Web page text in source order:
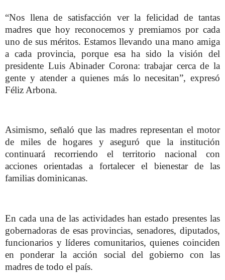
“Nos llena de satisfacción ver la felicidad de tantas
madres que hoy reconocemos y premiamos por cada
uno de sus méritos. Estamos llevando una mano amiga
a cada provincia, porque esa ha sido la visión del
presidente Luis Abinader Corona: trabajar cerca de la
gente y atender a quienes más lo necesitan”, expresó
Féliz Arbona.
Asimismo, señaló que las madres representan el motor
de miles de hogares y aseguró que la institución
continuará recorriendo el territorio nacional con
acciones orientadas a fortalecer el bienestar de las
familias dominicanas.
En cada una de las actividades han estado presentes las
gobernadoras de esas provincias, senadores, diputados,
funcionarios y líderes comunitarios, quienes coinciden
en ponderar la acción social del gobierno con las
madres de todo el país.